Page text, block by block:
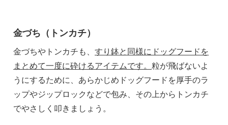
金づち（トンカチ）
金づちやトンカチも、すり鉢と同様にドッグフードを
まとめて一度に砕けるアイテムです。粒が飛ばないよ
うにするために、あらかじめドッグフードを厚手のラ
ップやジップロックなどで包み、その上からトンカチ
でやさしく叩きましょう。